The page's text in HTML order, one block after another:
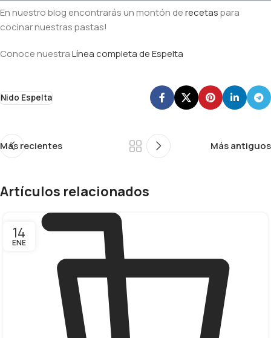
En nuestro blog encontrarás un montón derecetaspara
cocinar nuestras pastas!
Conoce nuestraLínea completa de Espelta
Nido Espelta
Más recientes Más antiguos
Artículos relacionados
14
ENE